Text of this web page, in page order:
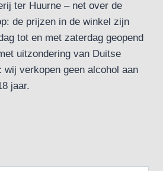
ter Huurne – net over de
de prijzen in de winkel zijn
tot en met zaterdag geopend
uitzondering van Duitse
wij verkopen geen alcohol aan
jaar.